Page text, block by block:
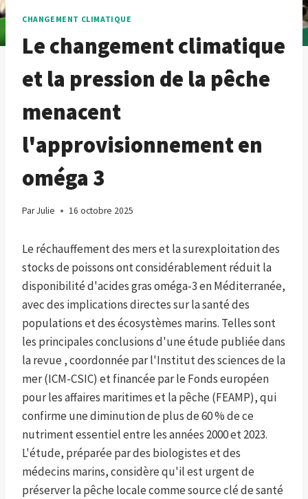
CHANGEMENT CLIMATIQUE
Le changement climatique
et la pression de la pêche
menacent
l'approvisionnement en
oméga 3
ParJulie 16 octobre 2025
Le réchauffement des mers et la surexploitation des
stocks de poissons ont considérablement réduit la
disponibilité d'acides gras oméga-3 en Méditerranée,
avec des implications directes sur la santé des
populations et des écosystèmes marins. Telles sont
les principales conclusions d'une étude publiée dans
la revue , coordonnée par l'Institut des sciences de la
mer (ICM-CSIC) et financée par le Fonds européen
pour les affaires maritimes et la pêche (FEAMP), qui
confirme une diminution de plus de 60 % de ce
nutriment essentiel entre les années 2000 et 2023.
L'étude, préparée par des biologistes et des
médecins marins, considère qu'il est urgent de
préserver la pêche locale comme source clé de santé